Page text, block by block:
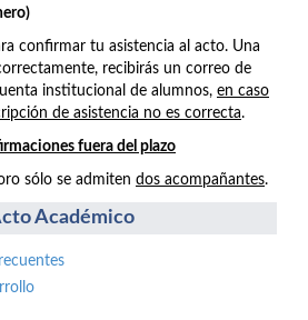
confirmar tu asistencia al acto. Una
recibirás un correo de
institucional de alumnos, en caso
de asistencia no es correcta.
fuera del plazo
sólo se admiten dos acompañantes.
Académico